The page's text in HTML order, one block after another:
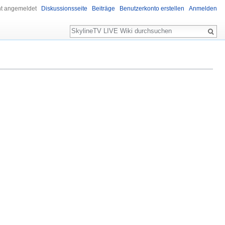
angemeldet Diskussionsseite Beiträge Benutzerkonto erstellen Anmelden
Suche